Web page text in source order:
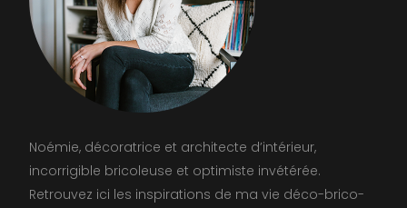
Noémie, décoratrice et architecte d’intérieur,
incorrigible bricoleuse et optimiste invétérée.
Retrouvez ici les inspirations de ma vie déco-brico-